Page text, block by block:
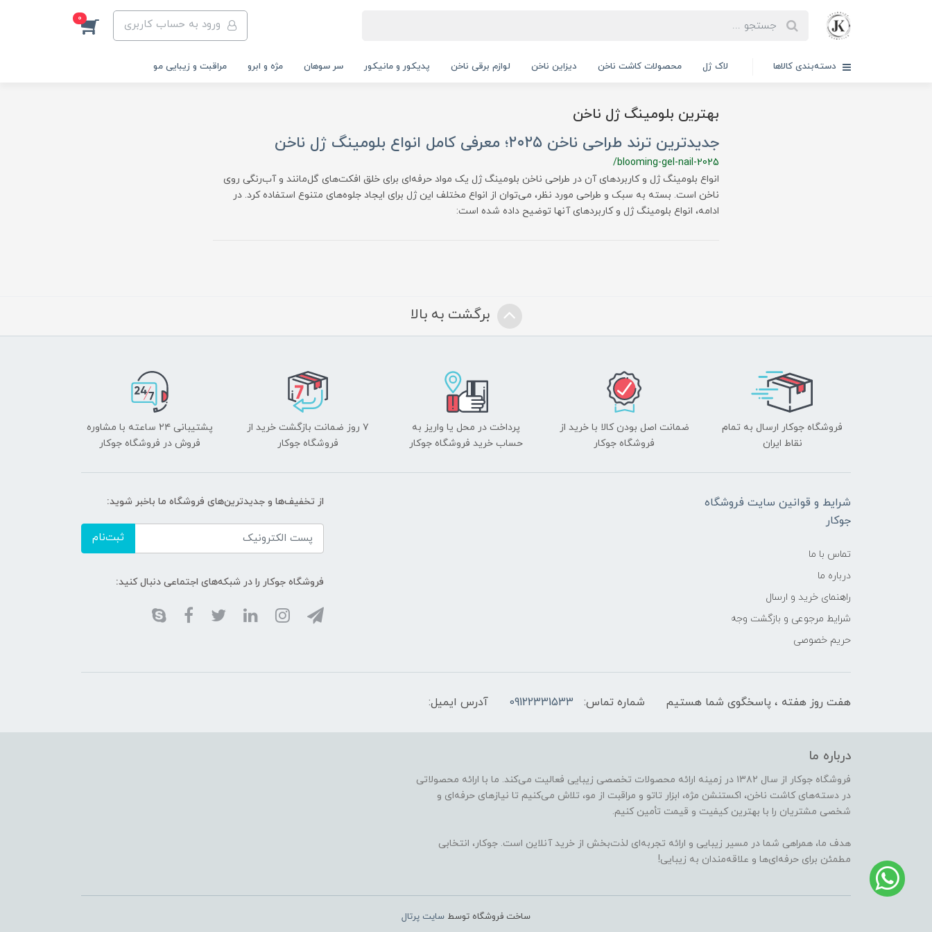
ورود به حساب کاربری 0
دسته‌بندی کالاها لاک ژل محصولات کاشت ناخن دیزاین ناخن لوازم برقی ناخن پدیکور و مانیکور سر سوهان مژه و ابرو مراقبت و زیبایی مو
بهترین بلومینگ ژل ناخن
جدیدترین ترند طراحی ناخن ۲۰۲۵؛ معرفی کامل انواع بلومینگ ژل ناخن
/blooming-gel-nail-2025
انواع بلومینگ ژل و کاربردهای آن در طراحی ناخن بلومینگ ژل یک مواد حرفه‌ای برای خلق افکت‌های گل‌مانند و آب‌رنگی روی
ناخن است. بسته به سبک و طراحی مورد نظر، می‌توان از انواع مختلف این ژل برای ایجاد جلوه‌های متنوع استفاده کرد. در
ادامه، انواع بلومینگ ژل و کاربردهای آنها توضیح داده شده است:
برگشت به بالا
فروشگاه جوکار ارسال به تمام
نقاط ایران
ضمانت اصل بودن کالا با خرید از
فروشگاه جوکار
پرداخت در محل یا واریز به
حساب خرید فروشگاه جوکار
۷ روز ضمانت بازگشت خرید از
فروشگاه جوکار
پشتیبانی ۲۴ ساعته با مشاوره
فروش در فروشگاه جوکار
شرایط و قوانین سایت فروشگاه
جوکار
تماس با ما
درباره ما
راهنمای خرید و ارسال
شرایط مرجوعی و بازگشت وجه
حریم خصوصی
از تخفیف‌ها و جدیدترین‌های فروشگاه ما باخبر شوید:
ثبت‌نام
فروشگاه جوکار را در شبکه‌های اجتماعی دنبال کنید:
هفت روز هفته ، پاسخگوی شما هستیم شماره تماس: 09122331533 آدرس ایمیل:
درباره ما
فروشگاه جوکار از سال ۱۳۸۲ در زمینه ارائه محصولات تخصصی زیبایی فعالیت می‌کند. ما با ارائه محصولاتی
در دسته‌های کاشت ناخن، اکستنشن مژه، ابزار تاتو و مراقبت از مو، تلاش می‌کنیم تا نیازهای حرفه‌ای و
شخصی مشتریان را با بهترین کیفیت و قیمت تأمین کنیم.
هدف ما، همراهی شما در مسیر زیبایی و ارائه تجربه‌ای لذت‌بخش از خرید آنلاین است. جوکار، انتخابی
مطمئن برای حرفه‌ای‌ها و علاقه‌مندان به زیبایی!
ساخت فروشگاه توسط سایت پرتال